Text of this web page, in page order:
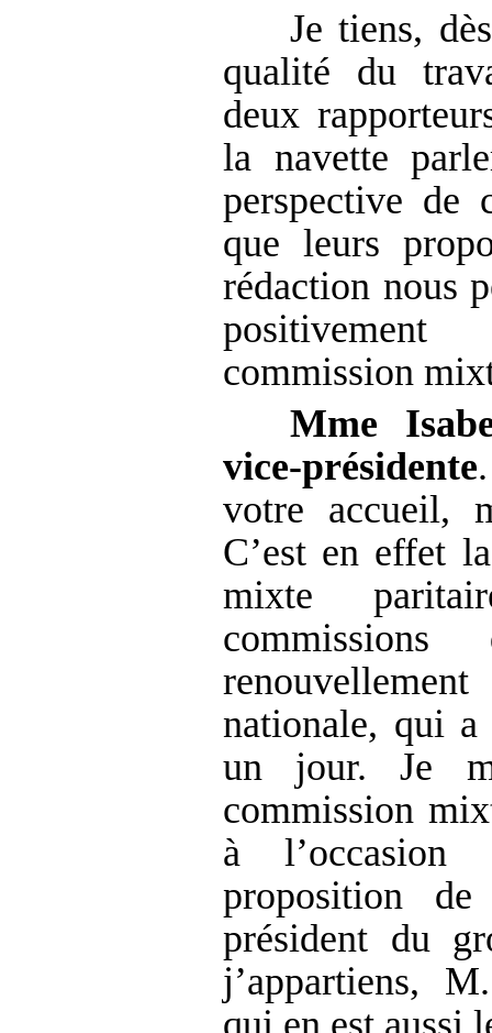
Je tiens,
qualité du
deux
la navette
perspective de
que leurs
rédaction nous
commission
Mme
vice-présidente
votre accueil,
C’est en effet
mixte
nationale, qui
un jour. Je
commission
à l’occasion
proposition
président du
j’appartiens,
qui en est aussi